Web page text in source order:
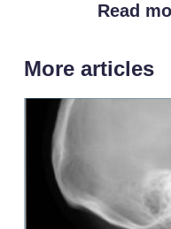
Read
More articles